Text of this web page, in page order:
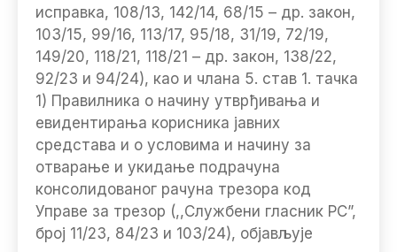
исправка, 108/13, 142/14, 68/15 – др. закон,
103/15, 99/16, 113/17, 95/18, 31/19, 72/19,
149/20, 118/21, 118/21 – др. закон, 138/22,
92/23 и 94/24), као и члана 5. став 1. тачка
1) Правилника о начину утврђивања и
евидентирања корисника јавних
средстава и о условима и начину за
отварање и укидање подрачуна
консолидованог рачуна трезора код
Управе за трезор (,,Службени гласник РС”,
број 11/23, 84/23 и 103/24), објављује